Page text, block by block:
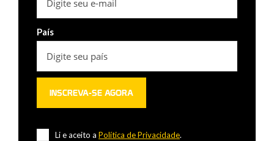
País
Li e aceito a Política de Privacidade.